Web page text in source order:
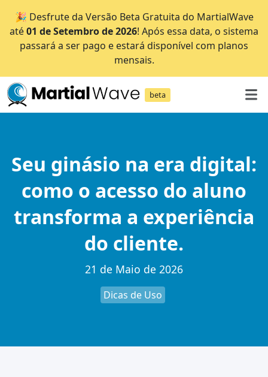
🎉 Desfrute da Versão Beta Gratuita do MartialWave
até01 de Setembro de 2026! Após essa data, o sistema
passará a ser pago e estará disponível com planos
mensais.
beta
Seu ginásio na era digital:
como o acesso do aluno
transforma a experiência
do cliente.
21 de Maio de 2026
Dicas de Uso